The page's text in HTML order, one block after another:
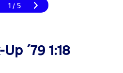
1 / 5
´79 1:18